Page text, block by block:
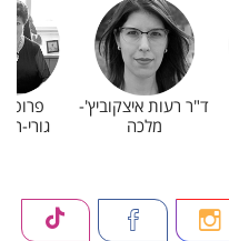
ד"ר רעות איצקוביץ'-
מלכה
פרופ'
גורי-